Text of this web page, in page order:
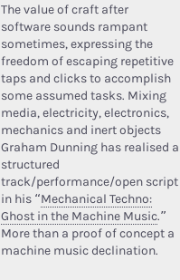
The value of craft after
software sounds rampant
sometimes, expressing the
freedom of escaping repetitive
taps and clicks to accomplish
some assumed tasks. Mixing
media, electricity, electronics,
mechanics and inert objects
Graham Dunning has realised a
structured
track/performance/open script
in his “Mechanical Techno:
Ghost in the Machine Music.”
More than a proof of concept a
machine music declination.